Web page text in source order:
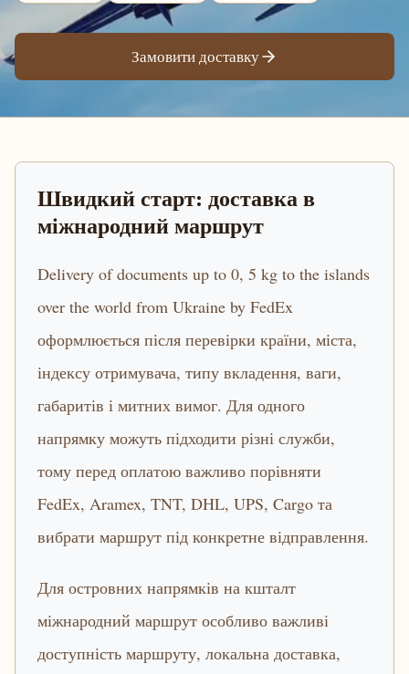
Замовити доставку
Швидкий старт: доставка в
міжнародний маршрут
Delivery of documents up to 0, 5 kg to the islands
over the world from Ukraine by FedEx
оформлюється після перевірки країни, міста,
індексу отримувача, типу вкладення, ваги,
габаритів і митних вимог. Для одного
напрямку можуть підходити різні служби,
тому перед оплатою важливо порівняти
FedEx, Aramex, TNT, DHL, UPS, Cargo та
вибрати маршрут під конкретне відправлення.
Для островних напрямків на кшталт
міжнародний маршрут особливо важливі
доступність маршруту, локальна доставка,